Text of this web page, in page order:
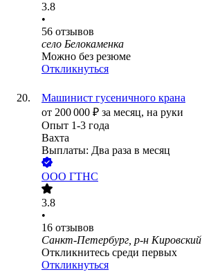
3.8
•
56 отзывов
село Белокаменка
Можно без резюме
Откликнуться
Машинист гусеничного крана
от 200 000 ₽ за месяц, на руки
Опыт 1-3 года
Вахта
Выплаты: Два раза в месяц
ООО ГТНС
3.8
•
16 отзывов
Санкт-Петербург, р-н Кировский
Откликнитесь среди первых
Откликнуться